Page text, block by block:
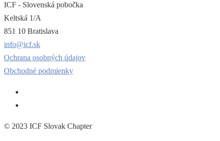
ICF - Slovenská pobočka
Keltská 1/A
851 10 Bratislava
info@icf.sk
Ochrana osobných údajov
Obchodné podmienky
© 2023 ICF Slovak Chapter